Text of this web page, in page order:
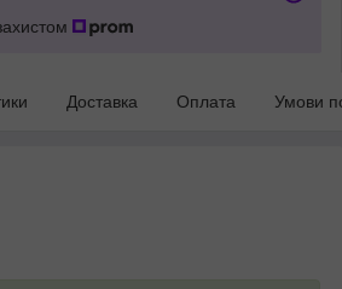
Доставка Оплата Умови